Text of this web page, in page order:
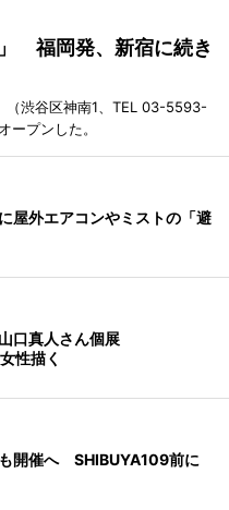
福岡発、新宿に続き
（渋谷区神南1、TEL 03-5593-
ープンした。
屋外エアコンやミストの「避
口真人さん個展
性描く
も開催へ SHIBUYA109前に